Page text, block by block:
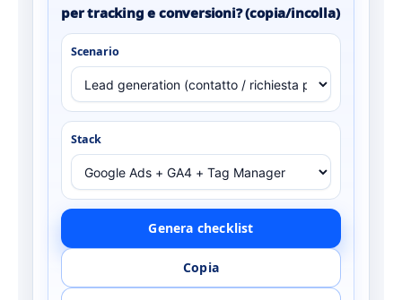
per tracking e conversioni? (copia/incolla)
Scenario
Stack
Genera checklist
Copia